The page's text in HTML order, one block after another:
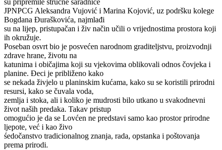
su pripremile stručne saradnice
JPNPCG Aleksandra Vujović i Marina Kojović, uz podršku kolege
Bogdana Đuraškovića, najmlađi
su na lijep, pristupačan i živ način učili o vrijednostima prostora koji
ih okružuje.
Poseban osvrt bio je posvećen narodnom graditeljstvu, proizvodnji
zdrave hrane, životu na
katunima i običajima koji su vjekovima oblikovali odnos čovjeka i
planine. Đeci je približeno kako
se nekada živjelo u planinskim kućama, kako su se koristili prirodni
resursi, kako se čuvala voda,
zemlja i stoka, ali i koliko je mudrosti bilo utkano u svakodnevni
život naših predaka. Takav pristup
omogućio je da se Lovćen ne predstavi samo kao prostor prirodne
ljepote, već i kao živo
śedočanstvo tradicionalnog znanja, rada, opstanka i poštovanja
prema prirodi.